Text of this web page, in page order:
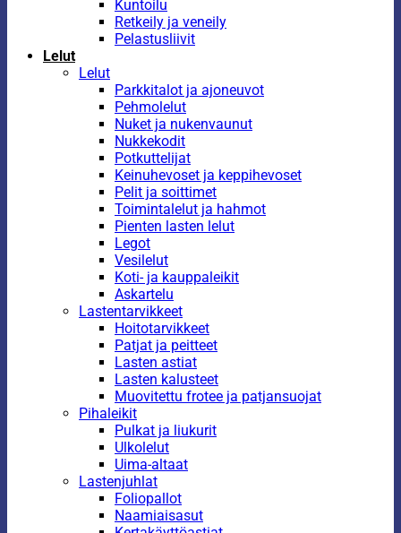
Kuntoilu
Retkeily ja veneily
Pelastusliivit
Lelut
Lelut
Parkkitalot ja ajoneuvot
Pehmolelut
Nuket ja nukenvaunut
Nukkekodit
Potkuttelijat
Keinuhevoset ja keppihevoset
Pelit ja soittimet
Toimintalelut ja hahmot
Pienten lasten lelut
Legot
Vesilelut
Koti- ja kauppaleikit
Askartelu
Lastentarvikkeet
Hoitotarvikkeet
Patjat ja peitteet
Lasten astiat
Lasten kalusteet
Muovitettu frotee ja patjansuojat
Pihaleikit
Pulkat ja liukurit
Ulkolelut
Uima-altaat
Lastenjuhlat
Foliopallot
Naamiaisasut